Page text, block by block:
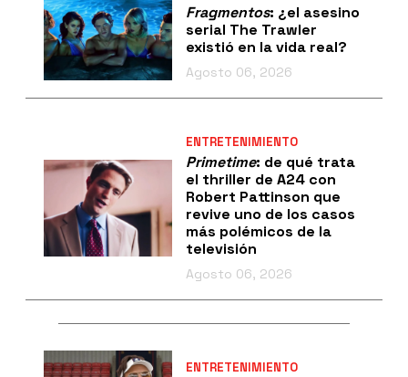
Fragmentos: ¿el asesino
serial The Trawler
existió en la vida real?
Agosto 06, 2026
ENTRETENIMIENTO
Primetime: de qué trata
el thriller de A24 con
Robert Pattinson que
revive uno de los casos
más polémicos de la
televisión
Agosto 06, 2026
ENTRETENIMIENTO